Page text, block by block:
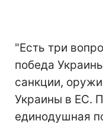
"Есть три
победа
санкции,
Украины в ЕС.
единодушная